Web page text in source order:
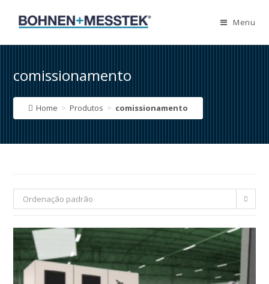
Menu
comissionamento
Home > Produtos > comissionamento
Ordenação padrão